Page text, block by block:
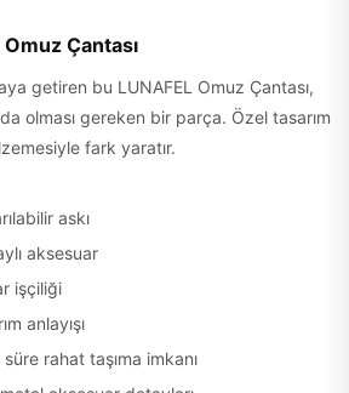
Çantası
getiren bu LUNAFEL Omuz Çantası,
olması gereken bir parça. Özel tasarım
fark yaratır.
askı
aksesuar
işçiliği
anlayışı
rahat taşıma imkanı